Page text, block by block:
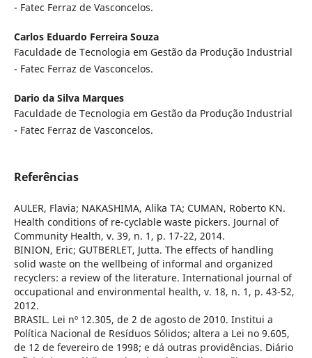
- Fatec Ferraz de Vasconcelos.
Carlos Eduardo Ferreira Souza
Faculdade de Tecnologia em Gestão da Produção Industrial
- Fatec Ferraz de Vasconcelos.
Dario da Silva Marques
Faculdade de Tecnologia em Gestão da Produção Industrial
- Fatec Ferraz de Vasconcelos.
Referências
AULER, Flavia; NAKASHIMA, Alika TA; CUMAN, Roberto KN.
Health conditions of re-cyclable waste pickers. Journal of
Community Health, v. 39, n. 1, p. 17-22, 2014.
BINION, Eric; GUTBERLET, Jutta. The effects of handling
solid waste on the wellbeing of informal and organized
recyclers: a review of the literature. International journal of
occupational and environmental health, v. 18, n. 1, p. 43-52,
2012.
BRASIL. Lei nº 12.305, de 2 de agosto de 2010. Institui a
Política Nacional de Resíduos Sólidos; altera a Lei no 9.605,
de 12 de fevereiro de 1998; e dá outras providências. Diário